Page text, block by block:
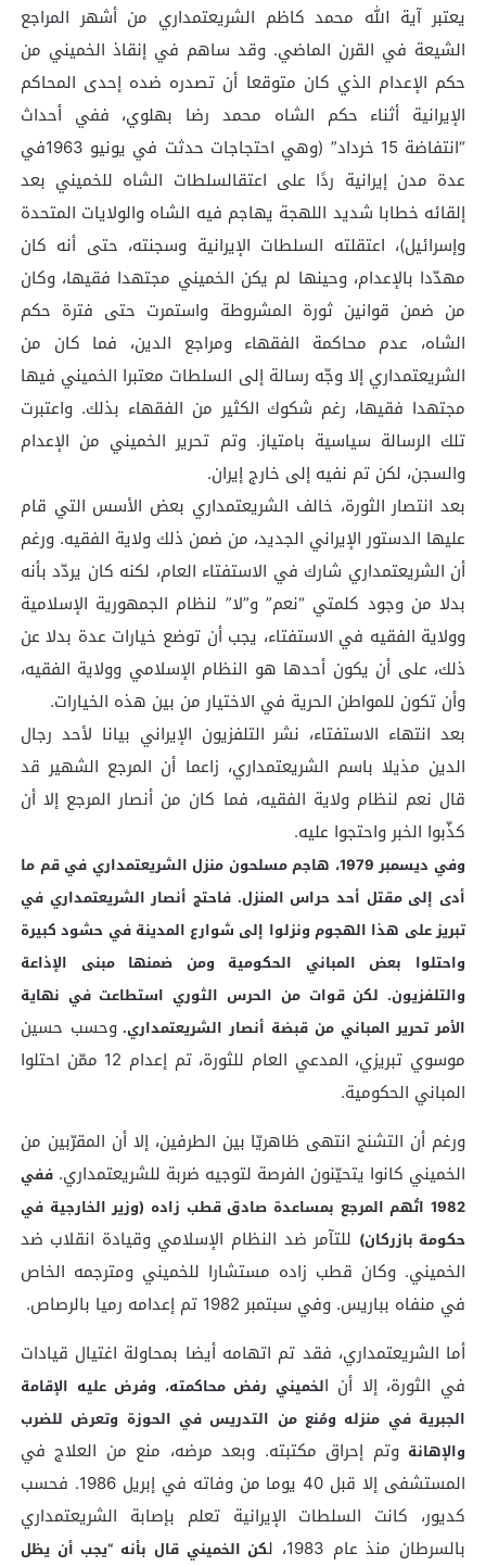
يعتبر آية الله محمد كاظم الشريعتمداري من أشهر المراجع
الشيعة في القرن الماضي. وقد ساهم في إنقاذ الخميني من
حكم الإعدام الذي كان متوقعا أن تصدره ضده إحدى المحاكم
الإيرانية أثناء حكم الشاه محمد رضا بهلوي، ففي أحداث
“انتفاضة 15 خرداد” (وهي احتجاجات حدثت في يونيو 1963في
عدة مدن إيرانية ردًا على اعتقالسلطات الشاه للخميني بعد
إلقائه خطابا شديد اللهجة يهاجم فيه الشاه والولايات المتحدة
وإسرائيل)، اعتقلته السلطات الإيرانية وسجنته، حتى أنه كان
مهدّدا بالإعدام، وحينها لم يكن الخميني مجتهدا فقيها، وكان
من ضمن قوانين ثورة المشروطة واستمرت حتى فترة حكم
الشاه، عدم محاكمة الفقهاء ومراجع الدين، فما كان من
الشريعتمداري إلا وجّه رسالة إلى السلطات معتبرا الخميني فيها
مجتهدا فقيها، رغم شكوك الكثير من الفقهاء بذلك. واعتبرت
تلك الرسالة سياسية بامتياز. وتم تحرير الخميني من الإعدام
والسجن، لكن تم نفيه إلى خارج إيران.
بعد انتصار الثورة، خالف الشريعتمداري بعض الأسس التي قام
عليها الدستور الإيراني الجديد، من ضمن ذلك ولاية الفقيه. ورغم
أن الشريعتمداري شارك في الاستفتاء العام، لكنه كان يردّد بأنه
بدلا من وجود كلمتي “نعم” و”لا” لنظام الجمهورية الإسلامية
وولاية الفقيه في الاستفتاء، يجب أن توضع خيارات عدة بدلا عن
ذلك، على أن يكون أحدها هو النظام الإسلامي وولاية الفقيه،
وأن تكون للمواطن الحرية في الاختيار من بين هذه الخيارات.
بعد انتهاء الاستفتاء، نشر التلفزيون الإيراني بيانا لأحد رجال
الدين مذيلا باسم الشريعتمداري، زاعما أن المرجع الشهير قد
قال نعم لنظام ولاية الفقيه، فما كان من أنصار المرجع إلا أن
كذّبوا الخبر واحتجوا عليه.
وفي ديسمبر 1979، هاجم مسلحون منزل الشريعتمداري في قم ما
أدى إلى مقتل أحد حراس المنزل. فاحتج أنصار الشريعتمداري في
تبريز على هذا الهجوم ونزلوا إلى شوارع المدينة في حشود كبيرة
واحتلوا بعض المباني الحكومية ومن ضمنها مبنى الإذاعة
والتلفزيون. لكن قوات من الحرس الثوري استطاعت في نهاية
الأمر تحرير المباني من قبضة أنصار الشريعتمداري.وحسب حسين
موسوي تبريزي، المدعي العام للثورة، تم إعدام 12 ممّن احتلوا
المباني الحكومية.
ورغم أن التشنج انتهى ظاهريّا بين الطرفين، إلا أن المقرّبين من
الخميني كانوا يتحيّنون الفرصة لتوجيه ضربة للشريعتمداري.ففي
1982 اتُهم المرجع بمساعدة صادق قطب زاده (وزير الخارجية في
حكومة بازركان) للتآمر ضد النظام الإسلامي وقيادة انقلاب ضد
الخميني. وكان قطب زاده مستشارا للخميني ومترجمه الخاص
في منفاه بباريس. وفي سبتمبر 1982 تم إعدامه رميا بالرصاص.
أما الشريعتمداري، فقد تم اتهامه أيضا بمحاولة اغتيال قيادات
في الثورة، إلا أن الخميني رفض محاكمته، وفرض عليه الإقامة
الجبرية في منزله ومُنع من التدريس في الحوزة وتعرض للضرب
والإهانة وتم إحراق مكتبته. وبعد مرضه، منع من العلاج في
المستشفى إلا قبل 40 يوما من وفاته في إبريل 1986. فحسب
كديور، كانت السلطات الإيرانية تعلم بإصابة الشريعتمداري
بالسرطان منذ عام 1983، ل
كن الخميني قال بأنه “يجب أن يظل